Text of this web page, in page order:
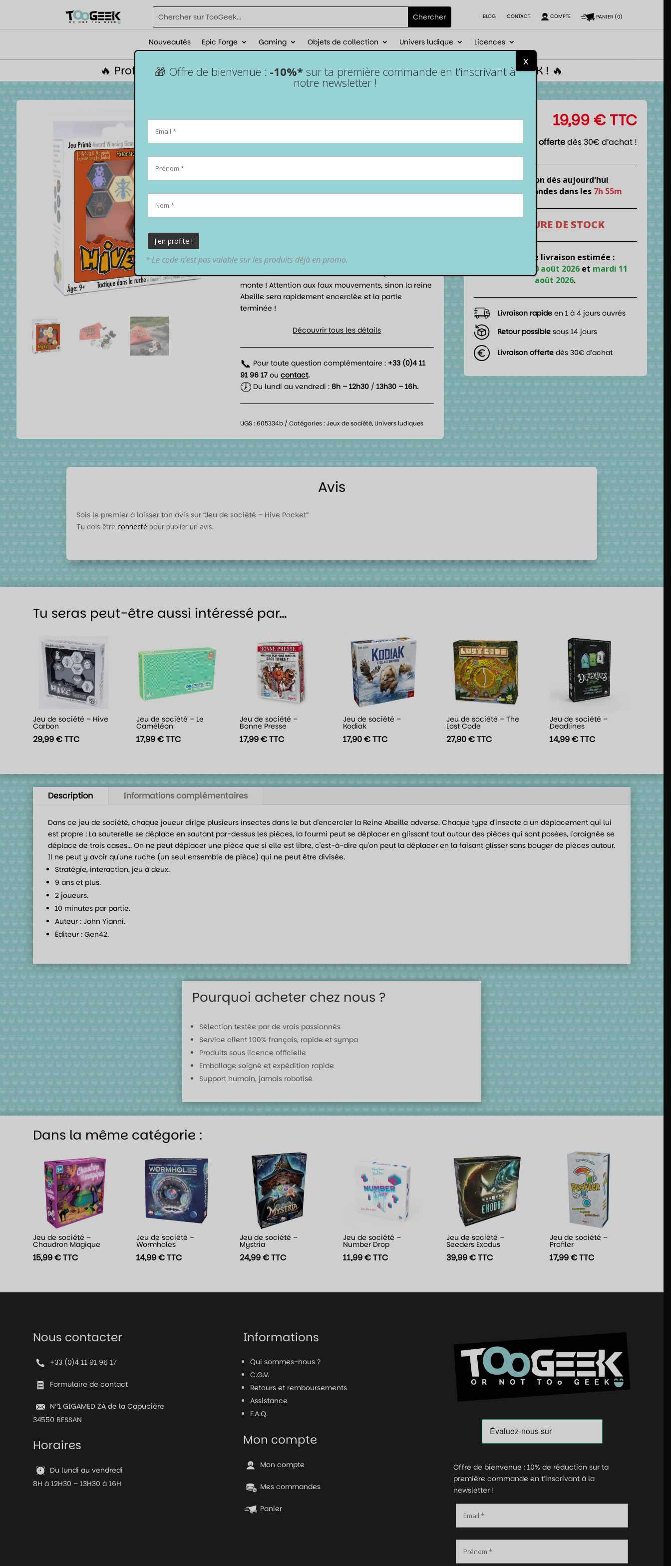
BLOG CONTACT COMPTE PANIER(0)
Nouveautés Epic Forge Gaming Objets de collection Univers ludique Licences
🔥 Profite de 5% de réduction sur ta première commande avec le code NEWGEEK ! 🔥
Jeu de société – Hive
Les fourmis se battent pour garder le contrôle à
préparent à sauter. En gardant un œil sur la ruche et
l’autre sur les réserves de tes adversaires, la tension
monte ! Attention aux faux mouvements, sinon la reine
Abeille sera rapidement encerclée et la partie
terminée !
Découvrir tous les détails
📞 Pour toute question complémentaire :+33 (0)4 11
91 96 17 oucontact.
🕖 Du lundi au vendredi : 8h – 12h30 /13h30 – 16h.
UGS : 605334b Catégories :Jeux de société, Univers ludiques
19,99€ TTC
Livraison offertedès 30€ d’achat !
Expédition dès aujourd'hui
si tu commandes dans les 7h 55m
RUPTURE DE STOCK
📦 Date de livraison estimée :
lundi 10 août 2026et mardi 11
août 2026.
Livraison rapide en 1 à 4 jours ouvrés
Retour possible sous 14 jours
Livraison offerte dès 30€ d’achat
Avis
Sois le premier à laisser ton avis sur “Jeu de société – Hive Pocket”
Tu dois être connecté pour publier un avis.
Tu seras peut-être aussi intéressé par…
Jeu de société – Hive
Carbon
29,99€TTC
Jeu de société – Le
Caméléon
17,99€TTC
Jeu de société –
Bonne Presse
17,99€TTC
Jeu de société –
Kodiak
17,90€TTC
Jeu de société – The
Lost Code
27,90€TTC
Jeu de société –
Deadlines
14,99€TTC
Description Informations complémentaires
Dans ce jeu de société, chaque joueur dirige plusieurs insectes dans le but d'encercler la Reine Abeille adverse. Chaque type d'insecte a un déplacement qui lui
est propre : La sauterelle se déplace en sautant par-dessus les pièces, la fourmi peut se déplacer en glissant tout autour des pièces qui sont posées, l'araignée se
déplace de trois cases... On ne peut déplacer une pièce que si elle est libre, c'est-à-dire qu'on peut la déplacer en la faisant glisser sans bouger de pièces autour.
Il ne peut y avoir qu'une ruche (un seul ensemble de pièce) qui ne peut être divisée.
Stratégie, interaction, jeu à deux.
9 ans et plus.
2 joueurs.
10 minutes par partie.
Auteur : John Yianni.
Éditeur : Gen42.
Pourquoi acheter chez nous ?
Sélection testée par de vrais passionnés
Service client 100% français, rapide et sympa
Produits sous licence officielle
Emballage soigné et expédition rapide
Support humain, jamais robotisé
Dans la même catégorie :
Jeu de société –
Chaudron Magique
15,99€TTC
Jeu de société –
Wormholes
14,99€TTC
Jeu de société –
Mystria
24,99€TTC
Jeu de société –
Number Drop
11,99€TTC
Jeu de société –
Seeders Exodus
39,99€TTC
Jeu de société –
Profiler
17,99€TTC
Nous contacter
+33 (0)4 11 91 96 17
Formulaire de contact
N°1 GIGAMED ZA de la Capucière
34550 BESSAN
Horaires
Du lundi au vendredi
8H à 12H30 – 13H30 à 16H
Informations
Qui sommes-nous ?
C.G.V.
Retours et remboursements
Assistance
F.A.Q.
Mon compte
Mon compte
Mes commandes
Panier
Offre de bienvenue : 10% de réduction sur ta
première commande en t’inscrivant à la
newsletter !
🎁 Offre de bienvenue : -10%* sur ta première commande en t’inscrivant à
notre newsletter !
* Le code n’est pas valable sur les produits déjà en promo.
x